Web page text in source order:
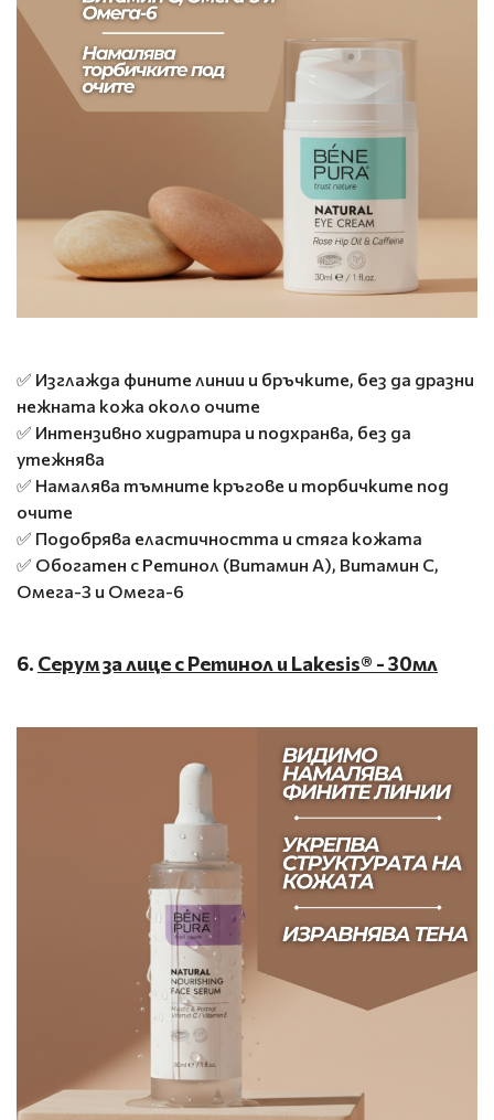
✅ Изглажда фините линии и бръчките, без да дразни
нежната кожа около очите
✅ Интензивно хидратира и подхранва, без да
утежнява
✅ Намалява тъмните кръгове и торбичките под
очите
✅ Подобрява еластичността и стяга кожата
✅ Обогатен с Ретинол (Витамин А), Витамин C,
Омега-3 и Омега-6
6. Серум за лице с Ретинол и Lakesis® - 30мл